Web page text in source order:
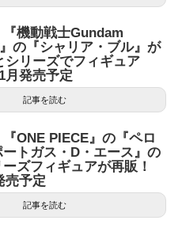
機動戦士Gundam
の『シャリア・ブル』が
シリーズでフィギュア
月発売予定
記事を読む
ONE PIECE』の『ペロ
トガス・D・エース』の
ズフィギュアが再販！
売予定
記事を読む